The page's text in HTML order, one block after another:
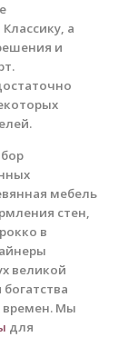
а
и
мебель
стен,
в
великой
времен. Мы
для